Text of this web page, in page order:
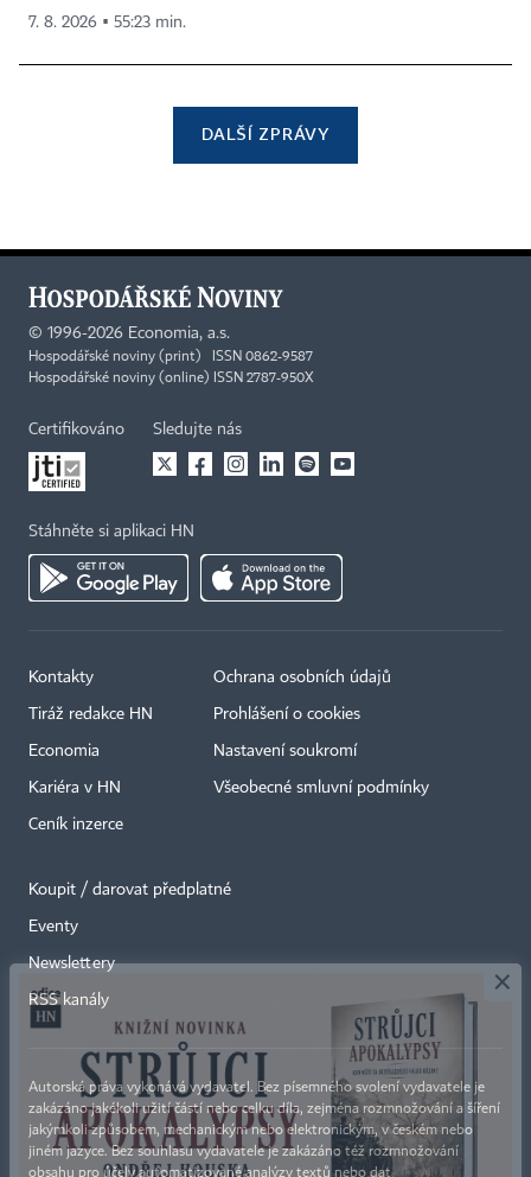
7. 8. 2026 ▪ 55:23 min.
DALŠÍ ZPRÁVY
© 1996-2026 Economia, a.s.
Hospodářské noviny (print) ISSN 0862-9587
Hospodářské noviny (online) ISSN 2787-950X
Certifikováno Sledujte nás
Stáhněte si aplikaci HN
Kontakty
Tiráž redakce HN
Economia
Kariéra v HN
Ceník inzerce
Ochrana osobních údajů
Prohlášení o cookies
Nastavení soukromí
Všeobecné smluvní podmínky
Koupit / darovat předplatné
Eventy
Newslettery
RSS kanály
Autorská práva vykonává vydavatel. Bez písemného svolení vydavatele je
zakázáno jakékoli užití částí nebo celku díla, zejména rozmnožování a šíření
jakýmkoli způsobem, mechanickým nebo elektronickým, v českém nebo
jiném jazyce. Bez souhlasu vydavatele je zakázáno též rozmnožování
obsahu pro účely automatizované analýzy textů nebo dat